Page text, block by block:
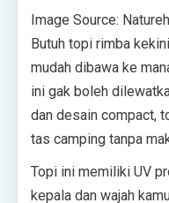
Image Source:
Butuh topi rimba
mudah dibawa ke
ini gak boleh
dan desain compact,
tas camping tanpa
Topi ini memiliki UV
kepala dan wajah